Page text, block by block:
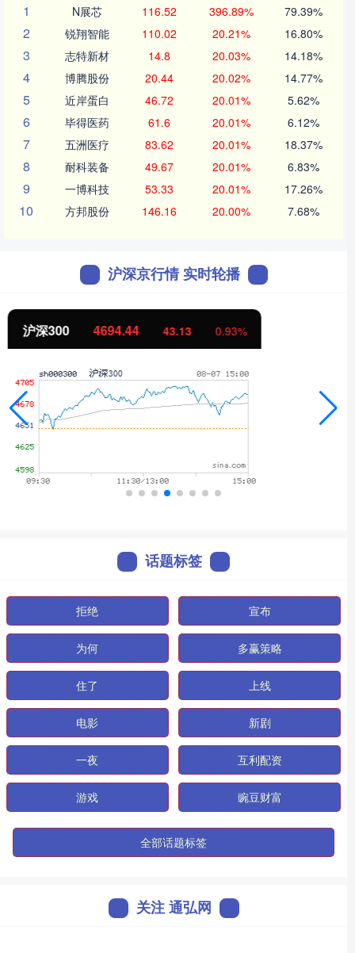
1
N展芯 116.52 396.89% 79.39%
2 锐翔智能 110.02 20.21% 16.80%
3 志特新材 14.8 20.03% 14.18%
4 博腾股份 20.44 20.02% 14.77%
5 近岸蛋白 46.72 20.01% 5.62%
6 毕得医药 61.6 20.01% 6.12%
7 五洲医疗 83.62 20.01% 18.37%
8 耐科装备 49.67 20.01% 6.83%
9 一博科技 53.33 20.01% 17.26%
10 方邦股份 146.16 20.00% 7.68%
沪深京行情 实时轮播
北证50 1134.24 11.37
话题标签
拒绝 宣布
为何 多赢策略
住了 上线
电影 新剧
一夜 互利配资
游戏 豌豆财富
全部话题标签
关注 通弘网